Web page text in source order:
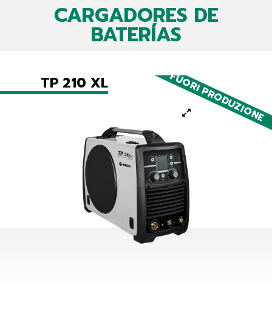
CARGADORES DE
BATERÍAS
FUORI PRODUZIONE
TP 210 XL